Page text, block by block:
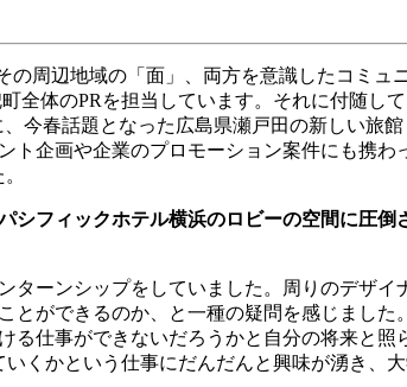
の周辺地域の「面」、両方を意識したコミ
全体のPR を担当しています。それに付随して
今春話題となった広島県瀬戸田の新しい旅館
ト企画や企業のプロモーション案件にも携
フィックホテル横浜のロビーの空間に圧
ーンシップをしていました。周りのデザ
ができるのか、と一種の疑問を感じまし
仕事ができないだろうかと自分の将来と照
いくかという仕事にだんだんと興味が湧き、